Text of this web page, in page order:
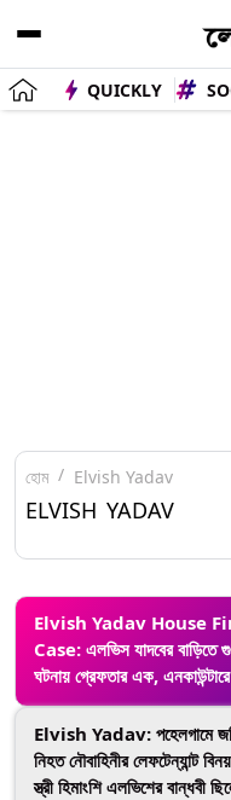
QUICKLY
হোম Elvish Yadav
ELVISH YADAV
Elvish Yadav House
Case: এলভিস যাদবের বাড়িতে
ঘটনায় গ্রেফতার এক,
অভিযুক্ত (দেখুন ভিডিও)
Elvish Yadav: পহেলগামে
নিহত নৌবাহিনীর লেফটেন্যান্ট
স্ত্রী হিমাংশি এলভিশের বান্ধবী